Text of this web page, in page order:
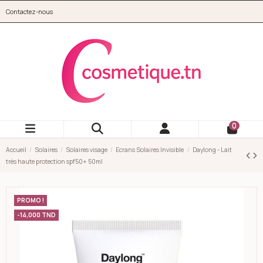
Contactez-nous
0
Accueil Solaires Solaires visage Ecrans Solaires Invisible
Daylong - Lait
très haute protection spf50+ 50ml
PROMO !
-14,000 TND